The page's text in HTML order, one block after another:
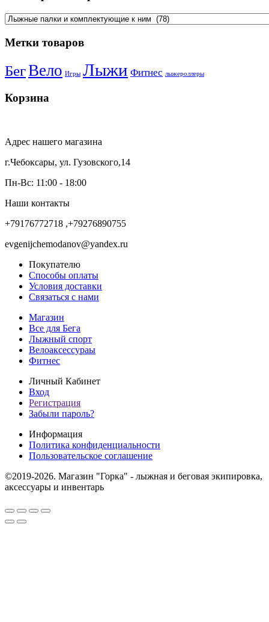
Метки товаров
БегВело Игры Лыжи Фитнес лыжероллеры
Корзина
Адрес нашего магазина
г.Чебоксары, ул. Гузовского,14
Пн-Вс: 11:00 - 18:00
Наши контакты
+79176772718 ,+79276890755
evgenijchemodanov@yandex.ru
Покупателю
Способы оплаты
Условия доставки
Связаться с нами
Магазин
Все для Бега
Лыжный спорт
Велоаксессураы
Фитнес
Личный Кабинет
Вход
Регистрация
Забыли пароль?
Информация
Политика конфиденциальности
Пользовательское соглашение
©2019-2026. Магазин "Горка" - лыжная и беговая экипировка,
аксессуары и инвентарь